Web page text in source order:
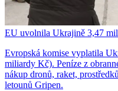
EU uvolnila Ukrajině 3,47
Evropská komise vyplatila
miliardy Kč). Peníze z
nákup dronů, raket,
letounů Gripen.